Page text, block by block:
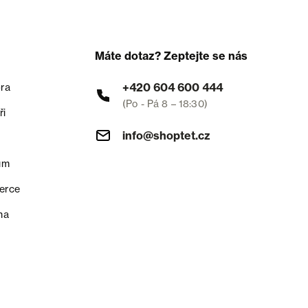
Máte dotaz? Zeptejte se nás
+420 604 600 444
(Po - Pá 8 – 18:30)
info@shoptet.cz